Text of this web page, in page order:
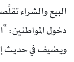
البيع والشراء
دخول المواطنين:
ويضيف في حديث